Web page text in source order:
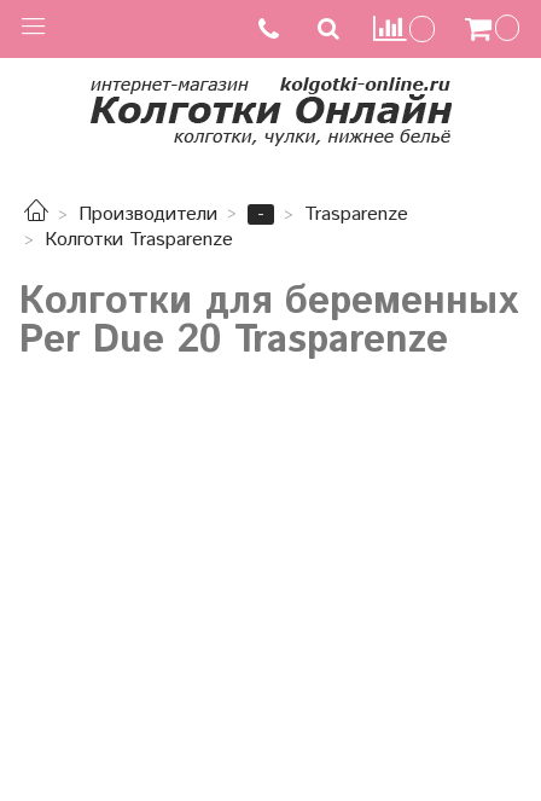
Производители -
Trasparenze
Колготки Trasparenze
Колготки для беременных
Per Due 20 Trasparenze